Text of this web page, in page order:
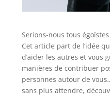
Serions-nous tous
Cet article part de l’idée
d’aider les autres et vous
manières de contribuer
personnes autour de
sans plus attendre,